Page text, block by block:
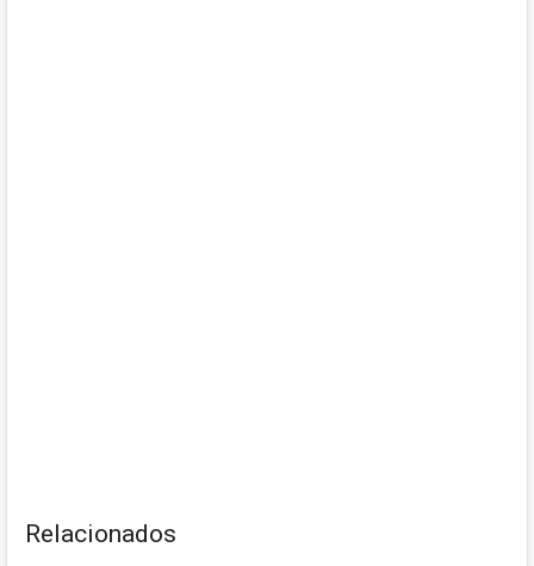
Relacionados